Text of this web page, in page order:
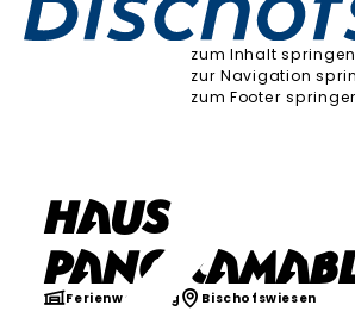
zum Inhalt springen
zur Navigation
zum Footer
Haus
Ferienwohnung Bischofswiesen